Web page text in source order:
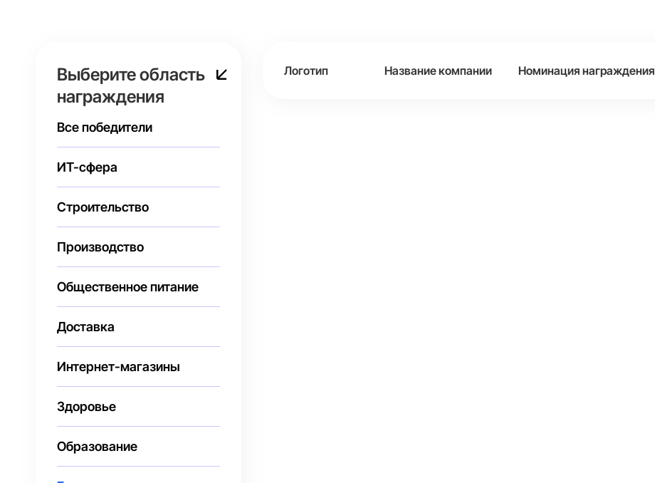
Выберите область
награждения
Все победители
ИТ-сфера
Строительство
Производство
Общественное питание
Доставка
Интернет-магазины
Здоровье
Образование
Логотип Название компании Номинация награждения